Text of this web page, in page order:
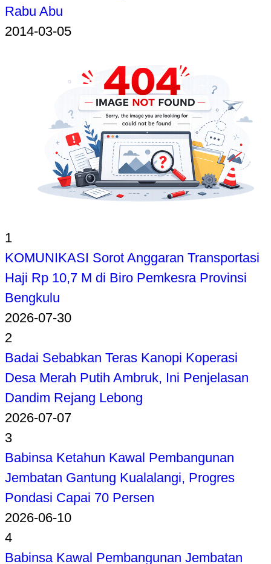
Rabu Abu
2014-03-05
1
KOMUNIKASI Sorot Anggaran Transportasi
Haji Rp 10,7 M di Biro Pemkesra Provinsi
Bengkulu
2026-07-30
2
Badai Sebabkan Teras Kanopi Koperasi
Desa Merah Putih Ambruk, Ini Penjelasan
Dandim Rejang Lebong
2026-07-07
3
Babinsa Ketahun Kawal Pembangunan
Jembatan Gantung Kualalangi, Progres
Pondasi Capai 70 Persen
2026-06-10
4
Babinsa Kawal Pembangunan Jembatan